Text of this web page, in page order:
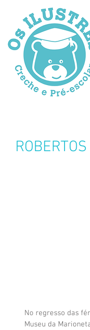
No regresso das
Museu da